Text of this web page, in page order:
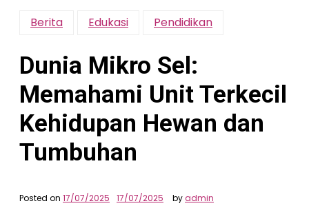
Berita Edukasi Pendidikan
Dunia Mikro Sel:
Memahami Unit Terkecil
Kehidupan Hewan dan
Tumbuhan
Posted on 17/07/2025 17/07/2025 byadmin